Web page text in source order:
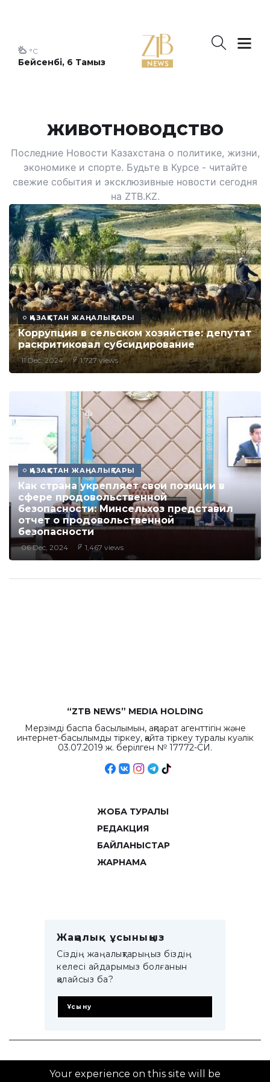
Бейсенбі, 6 Тамыз
°C
животноводство
Последние Новости Казахстана о политике, жизни,
экономике и спорте. Будьте в Курсе - читайте
свежие события и эксклюзивные новости сегодня
на ZTB.KZ.
ҚАЗАҚСТАН ЖАҢАЛЫҚТАРЫ
Коррупция в сельском хозяйстве: депутат
раскритиковал субсидирование
11 Dec, 2024 1,727 views
ҚАЗАҚСТАН ЖАҢАЛЫҚТАРЫ
Как страна укрепляет свои позиции в
сфере продовольственной
безопасности: Минсельхоз представил
отчет о продовольственной
безопасности
06 Dec, 2024 1,467 views
“ZTB NEWS” MEDIA HOLDING
Мерзімді баспа басылымын, ақпарат агенттігін және
интернет-басылымды тіркеу, қайта тіркеу туралы куәлік
03.07.2019 ж. берілген № 17772-СИ.
ЖОБА ТУРАЛЫ
РЕДАКЦИЯ
БАЙЛАНЫСТАР
ЖАРНАМА
Жаңалық ұсыныңыз
Сіздің жаңалықтарыңыз біздің
келесі айдарымыз болғанын
қалайсыз ба?
Ұсыну
© 2014–2025 ZTB.KZ
Your experience on this site will be